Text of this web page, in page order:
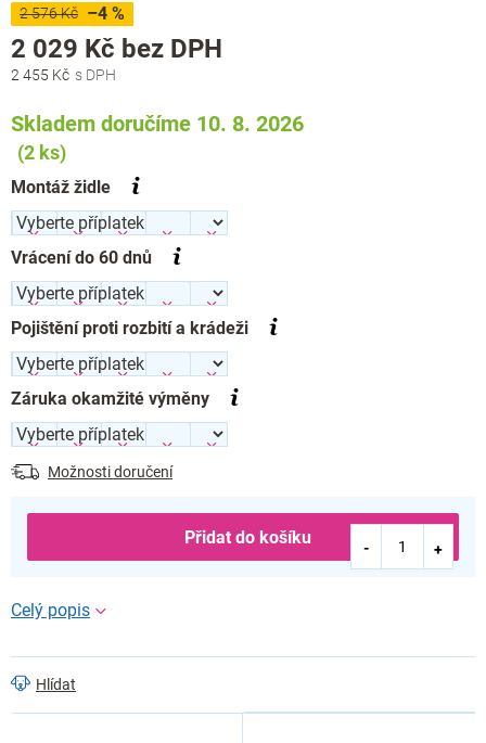
2 576 Kč –4 %
2 455 Kč
2 029 Kč bez DPH
Skladem doručíme 10. 8. 2026
(2 ks)
Montáž židle
Vrácení do 60 dnů
Pojištění proti rozbití a krádeži
Záruka okamžité výměny
Možnosti doručení
Přidat do košíku
Hlídat